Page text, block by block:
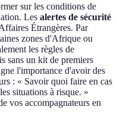
sur les conditions de
Les alertes de sécurité
Étrangères. Par
zones d'Afrique ou
les règles de
sans un kit de premiers
l'importance d'avoir des
: « Savoir quoi faire en cas
situations à risque. »
vos accompagnateurs en